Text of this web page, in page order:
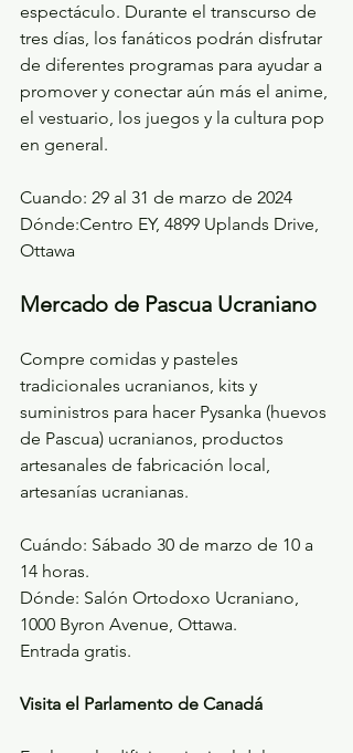
espectáculo. Durante el transcurso de
tres días, los fanáticos podrán disfrutar
de diferentes programas para ayudar a
promover y conectar aún más el anime,
el vestuario, los juegos y la cultura pop
en general.
Cuando: 29 al 31 de marzo de 2024
Dónde:Centro EY, 4899 Uplands Drive,
Ottawa
Mercado de Pascua Ucraniano
Compre comidas y pasteles
tradicionales ucranianos, kits y
suministros para hacer Pysanka (huevos
de Pascua) ucranianos, productos
artesanales de fabricación local,
artesanías ucranianas.
Cuándo: Sábado 30 de marzo de 10 a
14 horas.
Dónde: Salón Ortodoxo Ucraniano,
1000 Byron Avenue, Ottawa.
Entrada gratis.
Visita el Parlamento de Canadá